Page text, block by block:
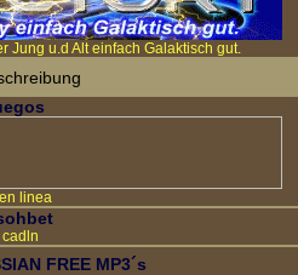
Jung u.d Alt einfach Galaktisch gut.
linea
FREE MP3´s